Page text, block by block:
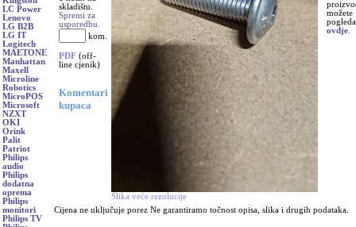
LC Power
Lenovo
LG B2B
LG IT
Logitech
MAETONE
Manhattan
Maxell
Microline
Robotics
MicroPOS
Microsoft
NZXT
OKI
Orink
Palit
Patriot
Philips
audio
Philips
dodatna
oprema
Philips
monitori
Philips TV
skladištu.
Spremi za
usporedbu.
kom.
PDF (off-
line cjenik)
Komentari
kupaca
Slika veće rezolucije
možete
ovdje
Cijena ne uključuje porez Ne garantiramo točnost opisa, slika i drugih podataka.